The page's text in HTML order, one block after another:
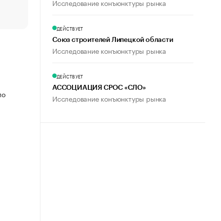
пользователейИсследование конъюнктуры рынка
ДЕЙСТВУЕТ
Союз строителей Липецкой области
Исследование конъюнктуры рынка
ДЕЙСТВУЕТ
АССОЦИАЦИЯ СРОС «СЛО»
Исследование конъюнктуры рынка